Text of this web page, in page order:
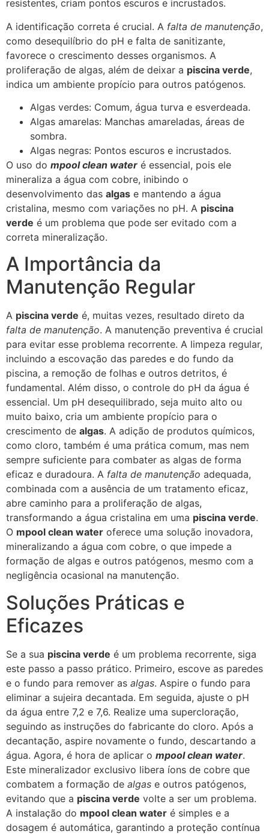
resistentes, criam pontos escuros e incrustados.
A identificação correta é crucial. A falta de manutenção,
como desequilíbrio do pH e falta de sanitizante,
favorece o crescimento desses organismos. A
proliferação de algas, além de deixar a piscina verde,
indica um ambiente propício para outros patógenos.
Algas verdes: Comum, água turva e esverdeada.
Algas amarelas: Manchas amareladas, áreas de
sombra.
Algas negras: Pontos escuros e incrustados.
O uso do mpool clean water é essencial, pois ele
mineraliza a água com cobre, inibindo o
desenvolvimento das algas e mantendo a água
cristalina, mesmo com variações no pH. A piscina
verde é um problema que pode ser evitado com a
correta mineralização.
A Importância da
Manutenção Regular
A piscina verde é, muitas vezes, resultado direto da
falta de manutenção. A manutenção preventiva é crucial
para evitar esse problema recorrente. A limpeza regular,
incluindo a escovação das paredes e do fundo da
piscina, a remoção de folhas e outros detritos, é
fundamental. Além disso, o controle do pH da água é
essencial. Um pH desequilibrado, seja muito alto ou
muito baixo, cria um ambiente propício para o
crescimento de algas. A adição de produtos químicos,
como cloro, também é uma prática comum, mas nem
sempre suficiente para combater as algas de forma
eficaz e duradoura. A falta de manutenção adequada,
combinada com a ausência de um tratamento eficaz,
abre caminho para a proliferação de algas,
transformando a água cristalina em uma piscina verde.
O mpool clean water oferece uma solução inovadora,
mineralizando a água com cobre, o que impede a
formação de algas e outros patógenos, mesmo com a
negligência ocasional na manutenção.
Soluções Práticas e
Eficazes
Se a sua piscina verde é um problema recorrente, siga
este passo a passo prático. Primeiro, escove as paredes
e o fundo para remover as algas. Aspire o fundo para
eliminar a sujeira decantada. Em seguida, ajuste o pH
da água entre 7,2 e 7,6. Realize uma supercloração,
seguindo as instruções do fabricante do cloro. Após a
decantação, aspire novamente o fundo, descartando a
água. Agora, é hora de aplicar o mpool clean water.
Este mineralizador exclusivo libera íons de cobre que
combatem a formação de algas e outros patógenos,
evitando que a piscina verde volte a ser um problema.
A instalação do mpool clean water é simples e a
dosagem é automática, garantindo a proteção contínua